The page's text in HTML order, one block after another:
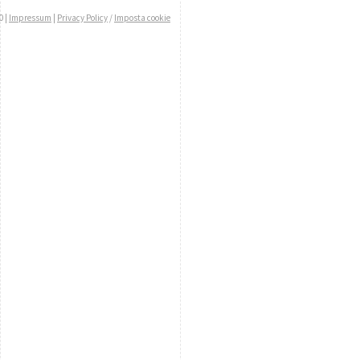
| Impressum | Privacy Policy / Imposta cookie